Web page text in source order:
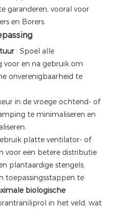
garanderen, vooral voor
en Borers.
: Spoel alle
en na gebruik om
onverenigbaarheid te
in de vroege ochtend- of
te minimaliseren en
platte ventilator- of
voor een betere distributie
plantaardige stengels.
toepassingsstappen te
biologische
in het veld, wat